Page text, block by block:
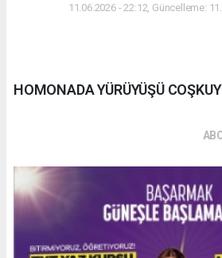
11.06.2026 - 22:12, Güncelleme:
HOMONADA YÜRÜYÜŞÜ